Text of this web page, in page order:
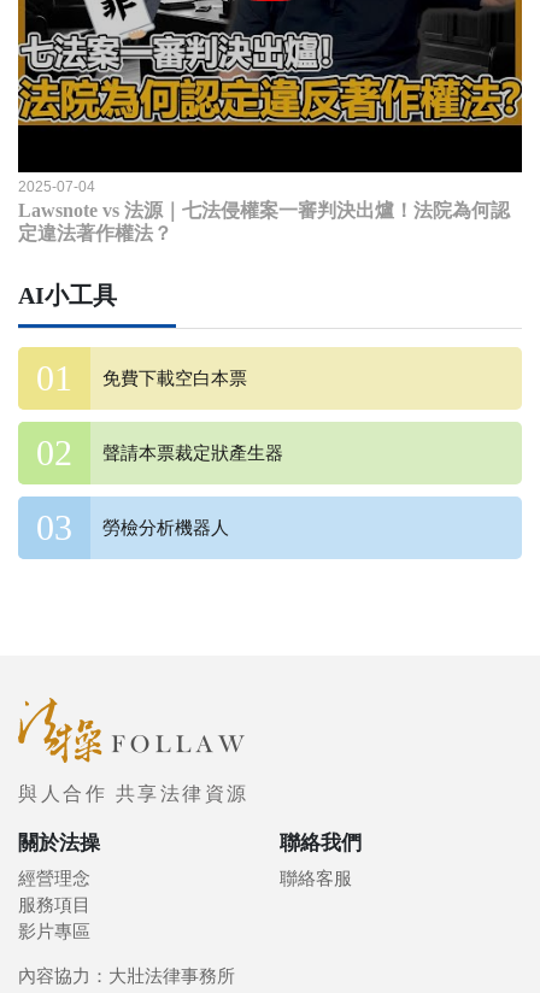
2025-07-04
Lawsnote vs 法源｜七法侵權案一審判決出爐！法院為何認
定違法著作權法？
AI小工具
免費下載空白本票
聲請本票裁定狀產生器
勞檢分析機器人
與人合作 共享法律資源
關於法操
經營理念
服務項目
影片專區
聯絡我們
聯絡客服
內容協力：大壯法律事務所